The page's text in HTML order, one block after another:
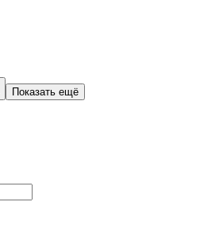
Показать ещё